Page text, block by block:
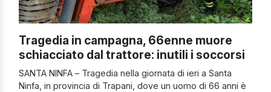
Tragedia in campagna, 66enne muore
schiacciato dal trattore: inutili i soccorsi
SANTA NINFA – Tragedia nella giornata di ieri a Santa
Ninfa, in provincia di Trapani, dove un uomo di 66 anni è